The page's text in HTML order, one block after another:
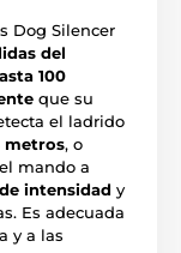
Dog Silencer
del
100
que su
el ladrido
metros, o
mando a
intensidad y
Es adecuada
y a las